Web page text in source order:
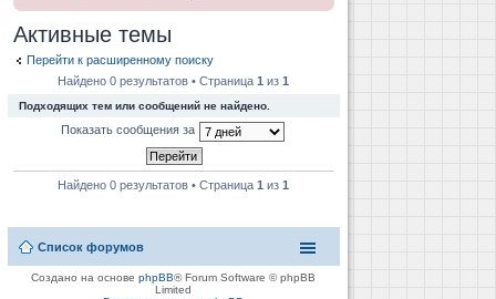
Активные темы
Перейти к расширенному поиску
Найдено 0 результатов • Страница1 из1
Подходящих тем или сообщений не найдено.
Показать сообщения за
Найдено 0 результатов • Страница1 из1
Список форумов
Создано на основеphpBB® Forum Software © phpBB
Limited